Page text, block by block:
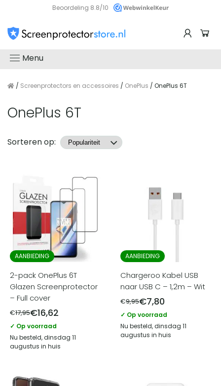
Beoordeling 8.8/10
Menu
/ Screenprotectors en accessoires / OnePlus / OnePlus 6T
OnePlus 6T
Producten
Sorteren op:
AANBIEDING
2-pack OnePlus 6T
Glazen Screenprotector
– Full cover
€17,95€16,62
✓ Op voorraad
Nu besteld, dinsdag 11
augustus in huis
AANBIEDING
Chargeroo Kabel USB
naar USB C – 1,2m – Wit
€9,95€7,80
✓ Op voorraad
Nu besteld, dinsdag 11
augustus in huis